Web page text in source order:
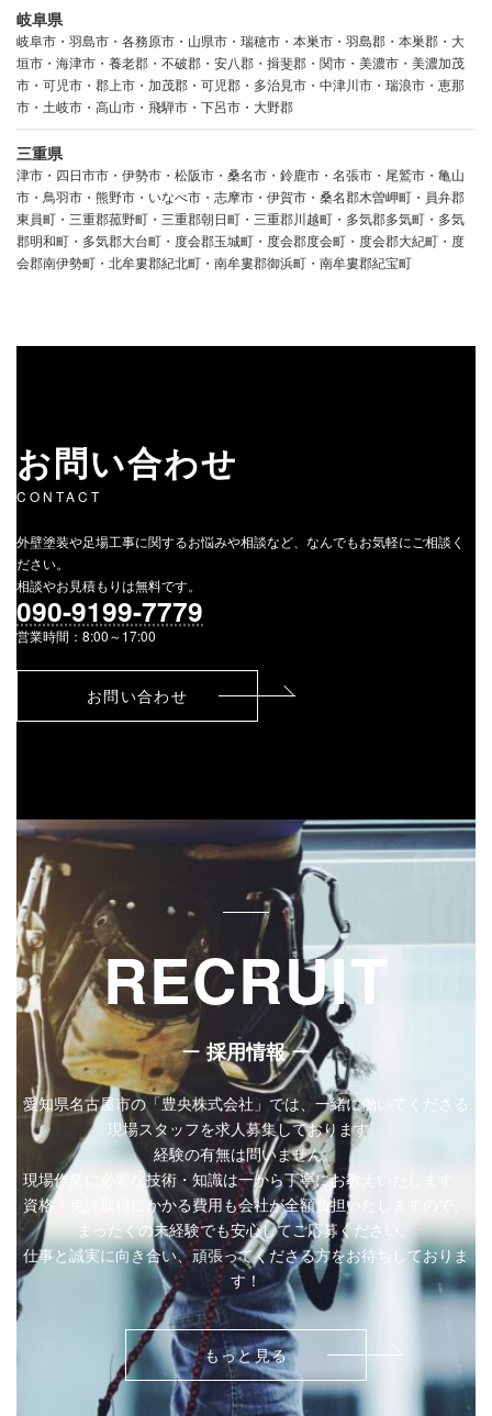
岐阜県
岐阜市・羽島市・各務原市・山県市・瑞穂市・本巣市・羽島郡・本巣郡・大
垣市・海津市・養老郡・不破郡・安八郡・揖斐郡・関市・美濃市・美濃加茂
市・可児市・郡上市・加茂郡・可児郡・多治見市・中津川市・瑞浪市・恵那
市・土岐市・高山市・飛騨市・下呂市・大野郡
三重県
津市・四日市市・伊勢市・松阪市・桑名市・鈴鹿市・名張市・尾鷲市・亀山
市・鳥羽市・熊野市・いなべ市・志摩市・伊賀市・桑名郡木曽岬町・員弁郡
東員町・三重郡菰野町・三重郡朝日町・三重郡川越町・多気郡多気町・多気
郡明和町・多気郡大台町・度会郡玉城町・度会郡度会町・度会郡大紀町・度
会郡南伊勢町・北牟婁郡紀北町・南牟婁郡御浜町・南牟婁郡紀宝町
お問い合わせ
CONTACT
外壁塗装や足場工事に関するお悩みや相談など、なんでもお気軽にご相談く
ださい。
相談やお見積もりは無料です。
090-9199-7779
営業時間：8:00～17:00
お問い合わせ
RECRUIT
ー採用情報ー
愛知県名古屋市の「豊央株式会社」では、一緒に働いてくださる
現場スタッフを求人募集しております。
経験の有無は問いません。
現場作業に必要な技術・知識は一から丁寧にお教えいたします。
資格・免許取得にかかる費用も会社が全額負担いたしますので、
まったくの未経験でも安心してご応募ください。
仕事と誠実に向き合い、頑張ってくださる方をお待ちしておりま
す！
もっと見る